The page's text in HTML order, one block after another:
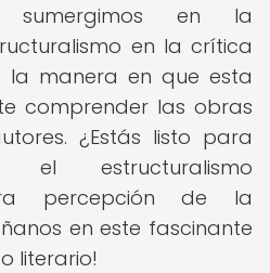
sumergimos en la
en la crítica
la manera en que esta
comprender las obras
¿Estás listo para
el estructuralismo
percepción de la
en este fascinante
literario!